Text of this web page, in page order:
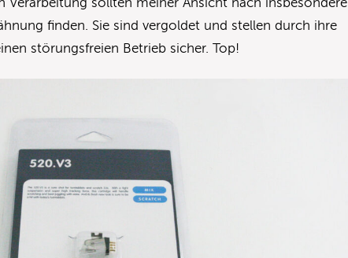
finden. Sie sind vergoldet und stellen durch ihre
störungsfreien Betrieb sicher. Top!